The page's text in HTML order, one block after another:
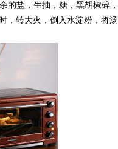
的盐，生抽，糖，黑胡椒碎，
，转大火，倒入水淀粉，将汤